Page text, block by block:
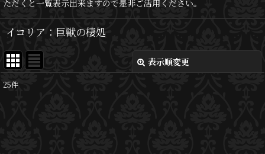
ただくと一覧表示出来ますので是非ご活用ください。
イコリア：巨獣の棲処
表示順変更
25件